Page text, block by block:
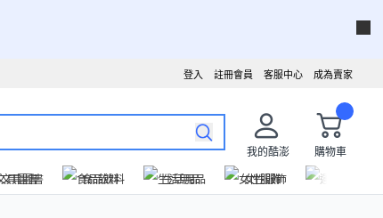
成為賣家
客服中心
註冊會員
登入
我的酷澎
購物車
文具圖書 食品飲料 生活用品 女性服飾